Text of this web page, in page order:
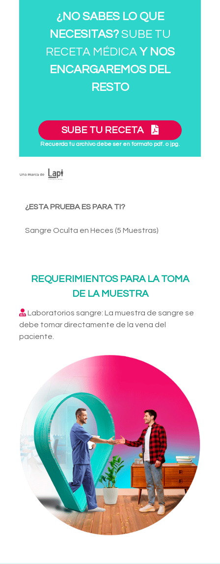
¿NO SABES LO QUE
NECESITAS?SUBE TU
RECETA MÉDICA Y NOS
ENCARGAREMOS DEL
RESTO
SUBE TU RECETA
Recuerda tu archivo debe ser en formato pdf. o jpg.
¿ESTA PRUEBA ES PARA TI?
Sangre Oculta en Heces (5 Muestras)
REQUERIMIENTOS PARA LA TOMA
DE LA MUESTRA
Laboratorios sangre: La muestra de sangre se
debe tomar directamente de la vena del
paciente.